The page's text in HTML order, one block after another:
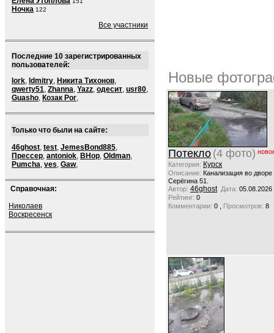
Ночка 122
Все участники
Последние 10 зарегистрированных
пользователей:
lork, ldmitry, Никита Тихонов,
qwerty51, Zhanna, Yazz, одесит, usr80,
Guasho, Козак Рог,
Только что были на сайте:
46ghost, test, JemesBond885,
Прессер, antoniok, BHop, Oldman,
Pumcha, ves, Gaw,
Справочная:
Николаев
Воскресенск
Новые
Потекло (4 фото)
Категория: Курск
Описание: Канализация во
Серёгина 51.
Автор: 46ghost Дата: 05.08.2026
Рейтинг: 0
Комментарии: 0 , Просмотров: 8